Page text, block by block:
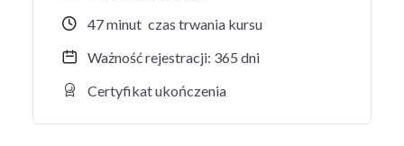
47minut czas trwania kursu
Ważność rejestracji: 365 dni
Certyfikat ukończenia